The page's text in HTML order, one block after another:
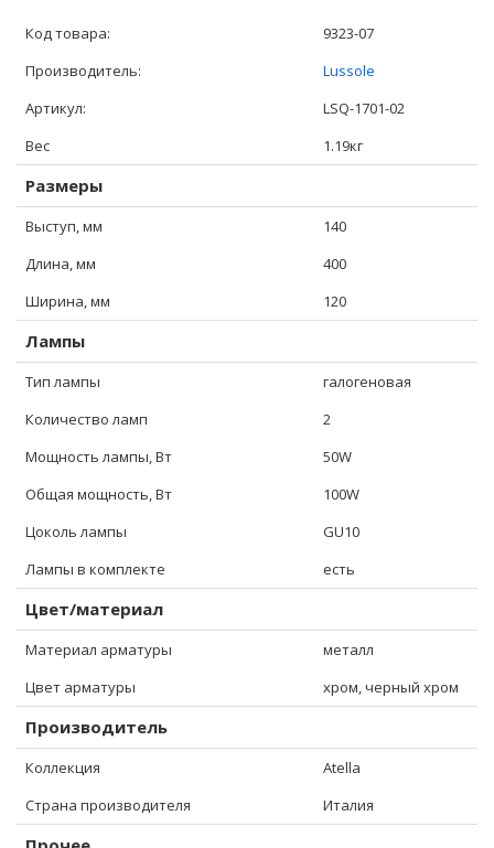
Код товара:
9323-07
Производитель:
Lussole
Артикул:
LSQ-1701-02
Вес
1.19кг
Размеры
Выступ, мм
140
Длина, мм
400
Ширина, мм
120
Лампы
Тип лампы
галогеновая
Количество ламп
2
Мощность лампы, Вт
50W
Общая мощность, Вт
100W
Цоколь лампы
GU10
Лампы в комплекте
есть
Цвет/материал
Материал арматуры
металл
Цвет арматуры
хром, черный хром
Производитель
Коллекция
Atella
Страна производителя
Италия